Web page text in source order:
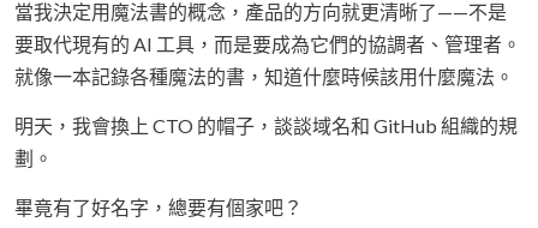
當我決定用魔法書的概念，產品的方向就更清晰了——不是
要取代現有的 AI 工具，而是要成為它們的協調者、管理者。
就像一本記錄各種魔法的書，知道什麼時候該用什麼魔法。
明天，我會換上 CTO 的帽子，談談域名和 GitHub 組織的規
劃。
畢竟有了好名字，總要有個家吧？